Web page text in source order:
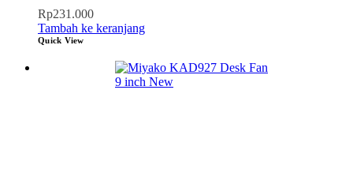
Rp231.000
Tambah ke keranjang
Quick View